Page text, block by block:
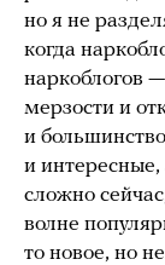
но я не
когда
наркоблогов
мерзости и
и
и интересные,
сложно
волне
то новое, но